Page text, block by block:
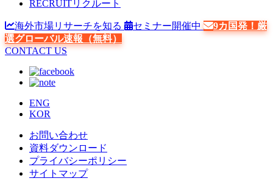
RECRUITリクルート
海外市場リサーチを知る セミナー開催中
9カ国発！厳
選グローバル速報（無料）
CONTACT US
ENG
KOR
お問い合わせ
資料ダウンロード
プライバシーポリシー
サイトマップ